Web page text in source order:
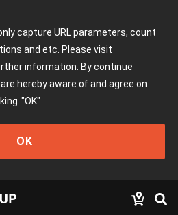
capture URL parameters, count
and etc. Please visit
information. By continue
hereby aware of and agree on
"OK"
OK